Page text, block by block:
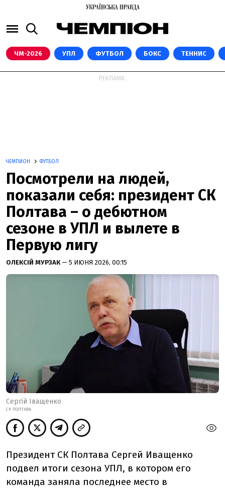
ЧМ-2026 УПЛ ФУТБОЛ БОКС ТЕННИС
РЕКЛАМА:
ЧЕМПИОН ФУТБОЛ
Посмотрели на людей,
показали себя: президент СК
Полтава – о дебютном
сезоне в УПЛ и вылете в
Первую лигу
ОЛЕКСІЙ МУРЗАК — 5 ИЮНЯ 2026, 00:15
Сергій Іващенко
СК ПОЛТАВА
Президент СК Полтава Сергей Иващенко
подвел итоги сезона УПЛ, в котором его
команда заняла последнее место в